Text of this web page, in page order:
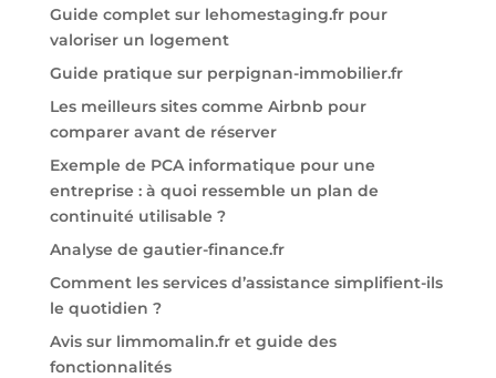
Guide complet sur lehomestaging.fr pour
valoriser un logement
Guide pratique sur perpignan-immobilier.fr
Les meilleurs sites comme Airbnb pour
comparer avant de réserver
Exemple de PCA informatique pour une
entreprise : à quoi ressemble un plan de
continuité utilisable ?
Analyse de gautier-finance.fr
Comment les services d’assistance simplifient-ils
le quotidien ?
Avis sur limmomalin.fr et guide des
fonctionnalités